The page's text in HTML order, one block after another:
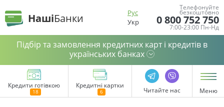
НашіБанки
Рус
Укр
Телефонуйте
безкоштовно
0 800 752 750
7:00-23:00 Пн-Нд
Підбір та замовлення кредитних карт і кредитів в
українських банках
Кредити готівкою Кредитні картки
Читайте нас Меню